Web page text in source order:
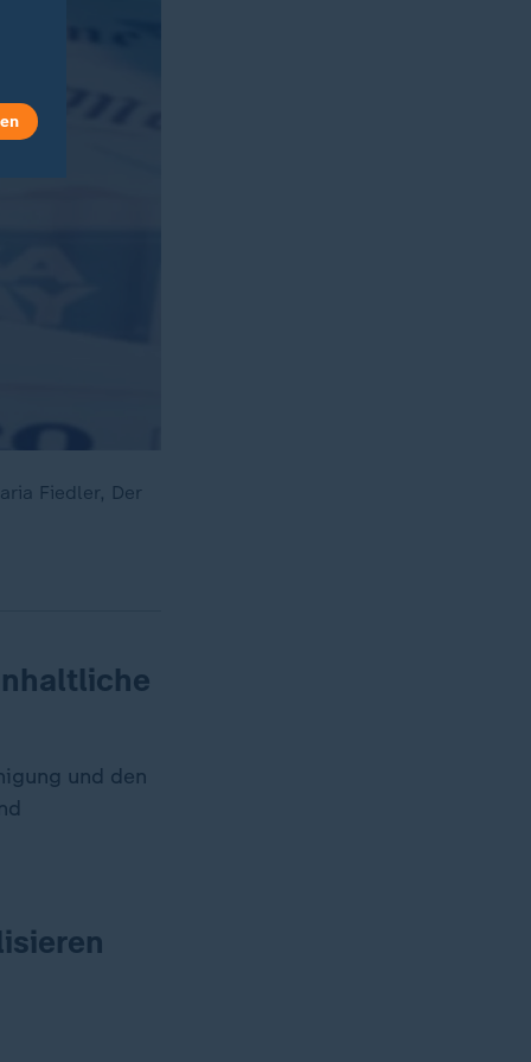
Fiedler, Der
und den